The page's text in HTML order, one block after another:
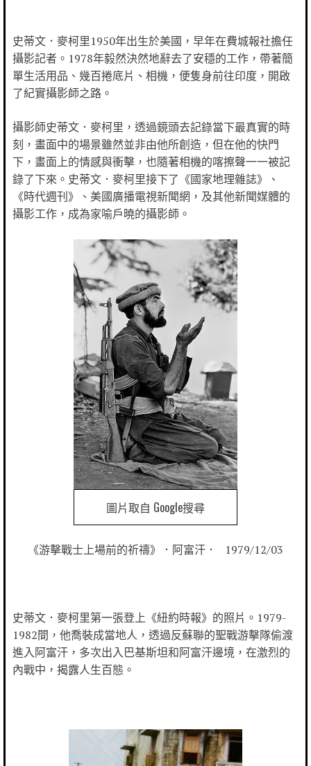
史蒂文．麥柯里1950年出生於美國，早年在費城報社擔任
攝影記者。1978年毅然決然地辭去了安穩的工作，帶著簡
單生活用品、幾百捲底片、相機，便隻身前往印度，開啟
了紀實攝影師之路。
攝影師史蒂文．麥柯里，透過鏡頭去記錄當下最真實的時
刻，畫面中的場景雖然並非由他所創造，但在他的快門
下，畫面上的情感與衝擊，也隨著相機的喀擦聲一一被記
錄了下來。史蒂文．麥柯里接下了《國家地理雜誌》、
《時代週刊》、美國廣播電視新聞網，及其他新聞媒體的
攝影工作，成為家喻戶曉的攝影師。
圖片取自 Google搜尋
《游擊戰士上場前的祈禱》．阿富汗． 1979/12/03
史蒂文．麥柯里第一張登上《紐約時報》的照片。1979-
1982間，他喬裝成當地人，透過反蘇聯的聖戰游擊隊偷渡
進入阿富汗，多次出入巴基斯坦和阿富汗邊境，在激烈的
內戰中，揭露人生百態。